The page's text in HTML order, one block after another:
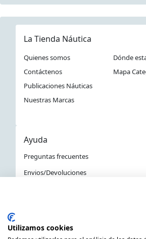
La Tienda Náutica
Quienes somos
Dónde
Contáctenos
Mapa
Publicaciones Náuticas
Nuestras Marcas
Ayuda
Preguntas frecuentes
Envios/Devoluciones
Utilizamos cookies